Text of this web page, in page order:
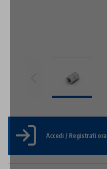
Accedi / Registrati ora